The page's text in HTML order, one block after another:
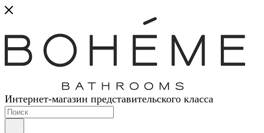
Интернет-магазин представительского класса